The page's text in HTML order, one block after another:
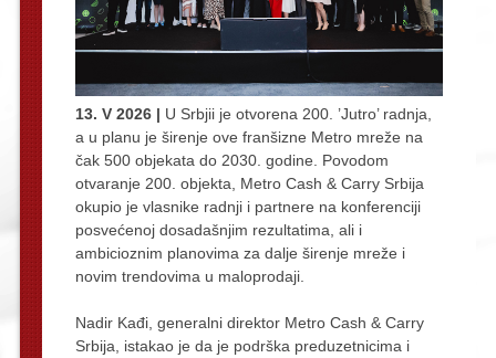
13. V 2026 | U Srbjii je otvorena 200. ’Jutro’ radnja,
a u planu je širenje ove franšizne Metro mreže na
čak 500 objekata do 2030. godine. Povodom
otvaranje 200. objekta, Metro Cash & Carry Srbija
okupio je vlasnike radnji i partnere na konferenciji
posvećenoj dosadašnjim rezultatima, ali i
ambicioznim planovima za dalje širenje mreže i
novim trendovima u maloprodaji.
Nadir Kađi, generalni direktor Metro Cash & Carry
Srbija, istakao je da je podrška preduzetnicima i